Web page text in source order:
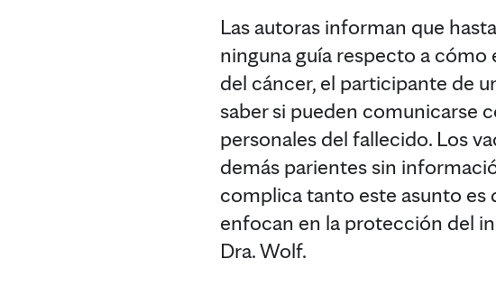
Las autoras informan que
ninguna guía respecto a
del cáncer, el participante de
saber si pueden comunicarse
personales del fallecido. Los
demás parientes sin
complica tanto este asunto es
enfocan en la protección del
Dra. Wolf.